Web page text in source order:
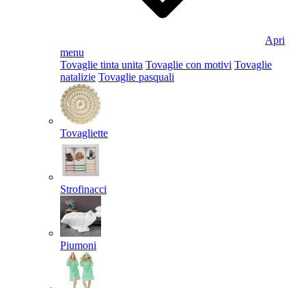
Apri
menu
Tovaglie tinta unita Tovaglie con motivi Tovaglie
natalizie Tovaglie pasquali
Tovagliette
Strofinacci
Piumoni